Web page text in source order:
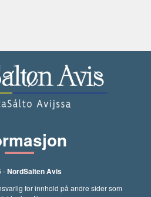
-NordSalten Avis
for innhold på andre sider som